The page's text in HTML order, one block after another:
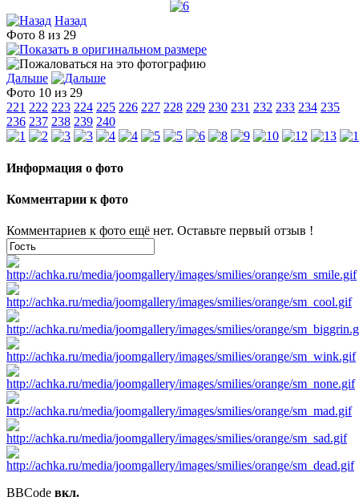
Назад
Фото 8 из 29
Дальше
Фото 10 из 29
221 222 223 224 225 226 227 228 229 230 231 232 233 234 235
236 237 238 239 240
Информация о фото
Комментарии к фото
Комментариев к фото ещё нет. Оставьте первый отзыв !
BBCode вкл.